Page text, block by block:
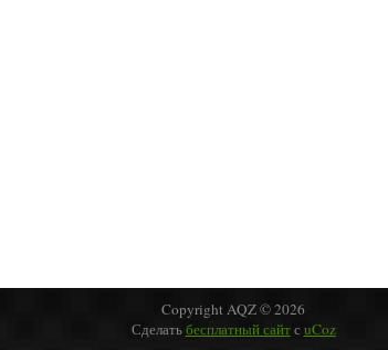
Copyright AQZ © 2026
Сделатьбесплатный сайтсuCoz